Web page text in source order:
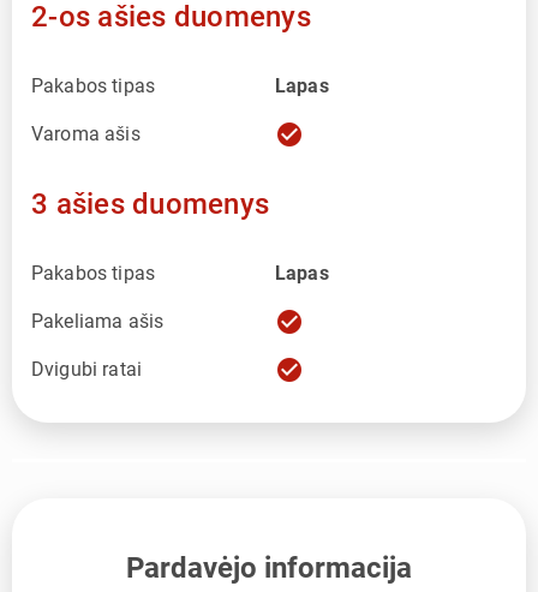
2-os ašies duomenys
Pakabos tipas Lapas
Varoma ašis check_circle
3 ašies duomenys
Pakabos tipas Lapas
Pakeliama ašis check_circle
Dvigubi ratai check_circle
Pardavėjo informacija